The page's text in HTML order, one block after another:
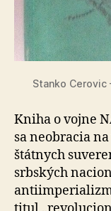
Stanko Cerovic
Kniha o vojne
sa ne­ob­ra­cia
štátnych
srbských